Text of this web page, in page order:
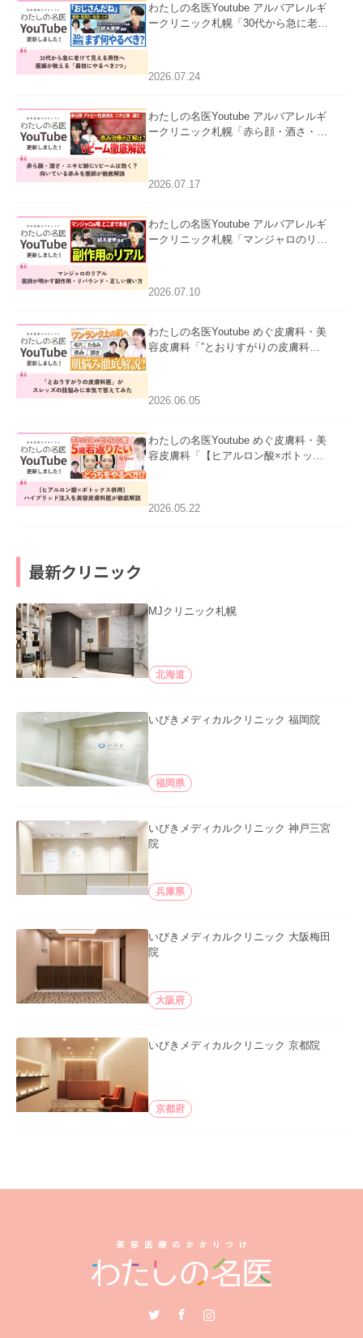
わたしの名医Youtube アルバアレルギ
ークリニック札幌「30代から急に老け
た。
2026.07.24
わたしの名医Youtube アルバアレルギ
ークリニック札幌「赤ら顔・酒さ・ニ
ました。
2026.07.17
わたしの名医Youtube アルバアレルギ
ークリニック札幌「マンジャロのリア
た。
2026.07.10
わたしの名医Youtube めぐ皮膚科・美
容皮膚科「”とおりすがりの皮膚科
2026.06.05
わたしの名医Youtube めぐ皮膚科・美
容皮膚科「【ヒアルロン酸×ボトック
た。
2026.05.22
最新クリニック
MJクリニック札幌
北海道
いびきメディカルクリニック 福岡院
福岡県
いびきメディカルクリニック 神戸三宮
院
兵庫県
いびきメディカルクリニック 大阪梅田
院
大阪府
いびきメディカルクリニック 京都院
京都府
Instagram